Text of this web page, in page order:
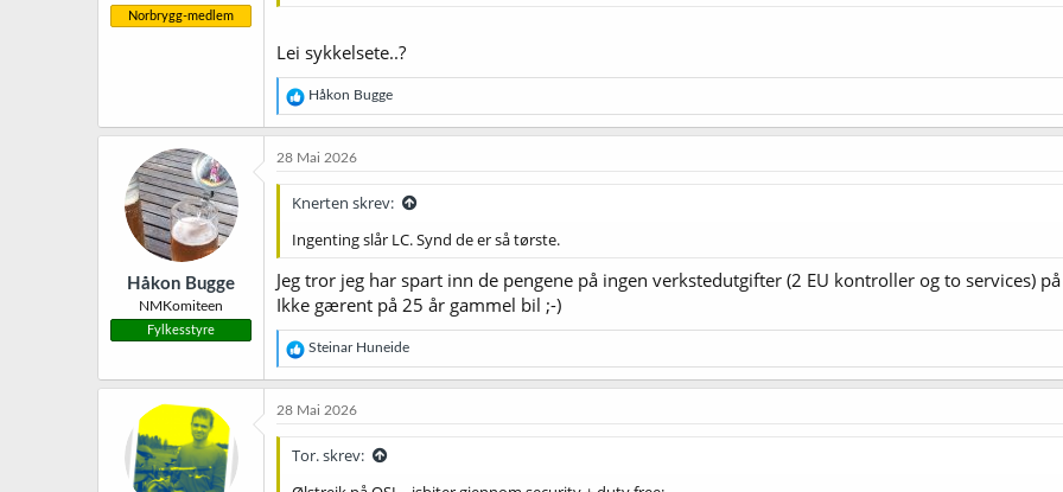
Norbrygg-medlem
Lei sykkelsete..?
R
e
a
k
j
o
e
:
Håkon Bugge
Håkon Bugge
NMKomiteen
Fylkesstyre
28 Mai 2026
Knerten skrev:
Ingenting slår LC. Synd de er så tørste.
Jeg tror jeg har spart inn de pengene på ingen verkstedutgifter (2 EU kontroller og to services)
Ikke gærent på 25 år gammel bil ;-)
R
e
a
k
j
o
Steinar Huneide
28 Mai 2026
Tor. skrev: